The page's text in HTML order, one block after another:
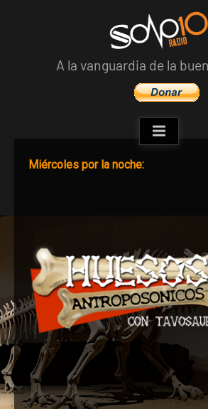
A la vanguardia de la
Miércoles por la noche: